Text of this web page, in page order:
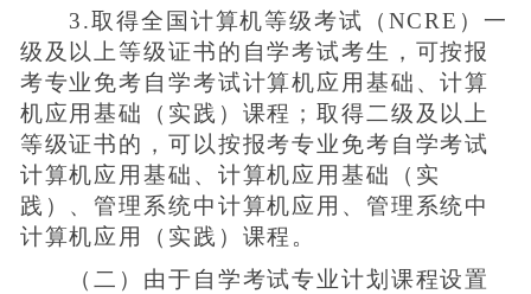
3.取得全国计算机等级考试（NCRE）一
级及以上等级证书的自学考试考生，可按报
考专业免考自学考试计算机应用基础、计算
机应用基础（实践）课程；取得二级及以上
等级证书的，可以按报考专业免考自学考试
计算机应用基础、计算机应用基础（实
践）、管理系统中计算机应用、管理系统中
计算机应用（实践）课程。
（二）由于自学考试专业计划课程设置